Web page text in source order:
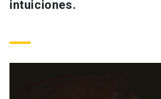
Alumni
Mi Cuenta UC launch
Mi Portal UC launch
intuiciones.